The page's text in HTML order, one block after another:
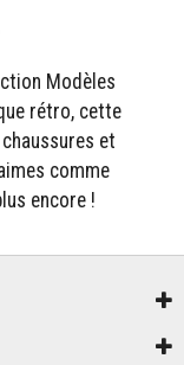
Modèles
rétro, cette
et
comme
encore !